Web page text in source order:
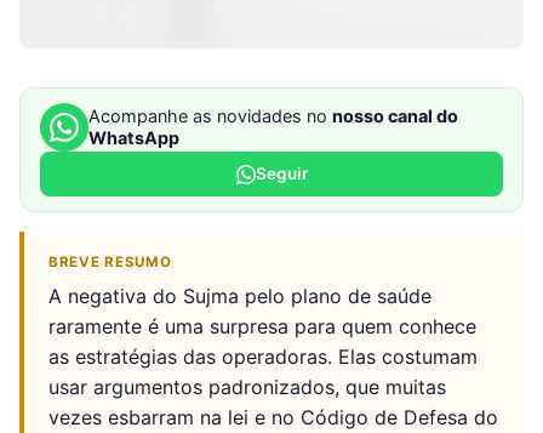
Acompanhe as novidades no nosso canal do
WhatsApp
Seguir
BREVE RESUMO
A negativa do Sujma pelo plano de saúde
raramente é uma surpresa para quem conhece
as estratégias das operadoras. Elas costumam
usar argumentos padronizados, que muitas
vezes esbarram na lei e no Código de Defesa do